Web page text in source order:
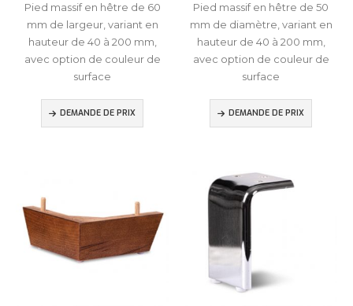
Pied massif en hêtre de 60
mm de largeur, variant en
hauteur de 40 à 200 mm,
avec option de couleur de
surface
DEMANDE DE PRIX
Pied massif en hêtre de 50
mm de diamètre, variant en
hauteur de 40 à 200 mm,
avec option de couleur de
surface
DEMANDE DE PRIX